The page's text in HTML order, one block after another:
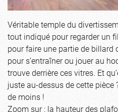
Véritable temple du
tout indiqué pour regarder un
pour faire une partie de billard
pour s’entraîner ou jouer au
trouve derrière ces vitres. Et
juste au-dessus de cette pièce
de moins !
Zoom sur : la hauteur des